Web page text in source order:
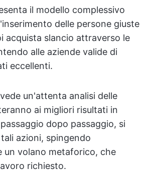
il modello complessivo
delle persone giuste
acquista slancio attraverso le
alle aziende valide di
eccellenti.
un'attenta analisi delle
ai migliori risultati in
dopo passaggio, si
azioni, spingendo
un volano metaforico, che
richiesto.